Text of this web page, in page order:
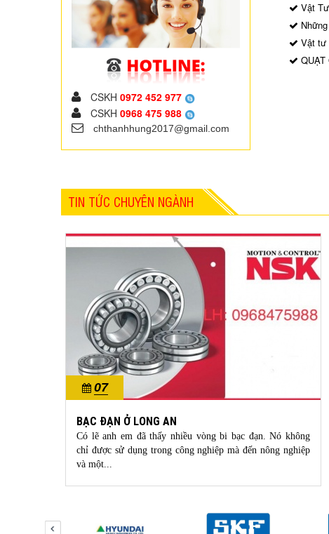
CSKH 0972 452 977
CSKH 0968 475 988
chthanhhung2017@gmail.com
Vật
Vật tư
QUẠT
TIN TỨC CHUYÊN NGÀNH
07
10/2023
BẠC ĐẠN Ở LONG AN
Có lẽ anh em đã thấy nhiều vòng bi bạc đạn. Nó không
chỉ được sử dụng trong công nghiệp mà đến nông nghiệp
và một...